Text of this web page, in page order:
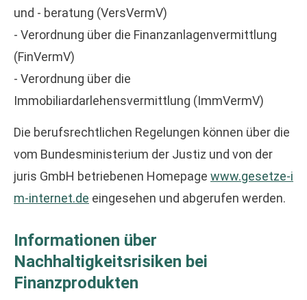
und - beratung (VersVermV)
- Verordnung über die Finanzanlagenvermittlung
(FinVermV)
- Verordnung über die
Immobiliardarlehensvermittlung (ImmVermV)
Die berufsrechtlichen Regelungen können über die
vom Bundesministerium der Justiz und von der
juris GmbH betriebenen Homepage www.gesetze-i
m-internet.de eingesehen und abgerufen werden.
Informationen über
Nachhaltigkeitsrisiken bei
Finanzprodukten